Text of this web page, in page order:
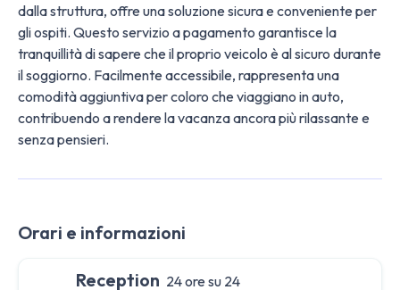
dalla struttura, offre una soluzione sicura e conveniente per
gli ospiti. Questo servizio a pagamento garantisce la
tranquillità di sapere che il proprio veicolo è al sicuro durante
il soggiorno. Facilmente accessibile, rappresenta una
comodità aggiuntiva per coloro che viaggiano in auto,
contribuendo a rendere la vacanza ancora più rilassante e
senza pensieri.
Orari e informazioni
Reception 24 ore su 24